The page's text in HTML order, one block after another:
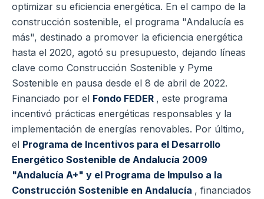
optimizar su eficiencia energética. En el campo de la
construcción sostenible, el programa "Andalucía es
más", destinado a promover la eficiencia energética
hasta el 2020, agotó su presupuesto, dejando líneas
clave como Construcción Sostenible y Pyme
Sostenible en pausa desde el 8 de abril de 2022.
Financiado por el Fondo FEDER , este programa
incentivó prácticas energéticas responsables y la
implementación de energías renovables. Por último,
el Programa de Incentivos para el Desarrollo
Energético Sostenible de Andalucía 2009
"Andalucía A+" y el Programa de Impulso a la
Construcción Sostenible en Andalucía , financiados